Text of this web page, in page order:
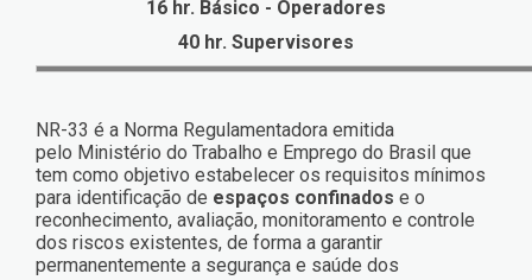
16 hr. Básico - Operadores
40 hr. Supervisores
NR-33 é a Norma Regulamentadora emitida
pelo Ministério do Trabalho e Emprego do Brasil que
tem como objetivo estabelecer os requisitos mínimos
para identificação de espaços confinados e o
reconhecimento, avaliação, monitoramento e controle
dos riscos existentes, de forma a garantir
permanentemente a segurança e saúde dos